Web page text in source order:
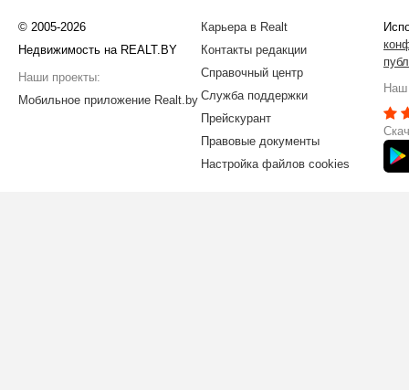
© 2005-2026
Недвижимость на REALT.BY
Наши проекты:
Мобильное приложение Realt.by
Карьера в Realt
Контакты редакции
Справочный центр
Служба поддержки
Прейскурант
Правовые документы
Настройка файлов cookies
Наш